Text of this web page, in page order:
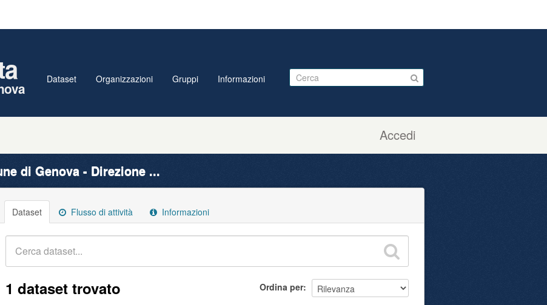
Accedi
Dataset Organizzazioni Gruppi Informazioni
di Genova - Direzione ...
Dataset Flusso di attività Informazioni
Ordina per
1 dataset trovato